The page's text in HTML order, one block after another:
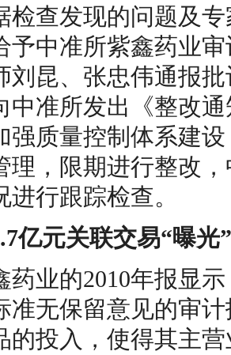
查发现的问题及专
予中准所紫鑫药业
刘昆、张忠伟通报
中准所发出《整改
强质量控制体系建
理，限期进行整改
进行跟踪检查。
元关联交易“曝光”
的2010年报显示
准无保留意见的审
的投入，使得其主